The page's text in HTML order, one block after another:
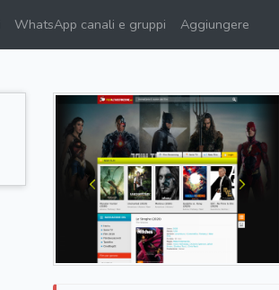
WhatsApp canali e gruppi Aggiungere